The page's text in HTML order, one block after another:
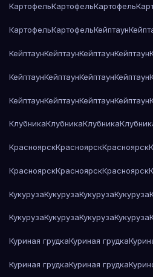
КартофельКартофельКартофель
КартофельКартофельКейптаун
КейптаунКейптаунКейптаунКейптаун
КейптаунКейптаунКейптаунКейптаун
КейптаунКейптаунКейптаунКейптаун
КлубникаКлубникаКлубника
КрасноярскКрасноярскКрасноярск
КрасноярскКрасноярскКрасноярск
КукурузаКукурузаКукурузаКукуруза
КукурузаКукурузаКукурузаКукуруза
Куриная грудкаКуриная грудка
Куриная грудкаКуриная грудка